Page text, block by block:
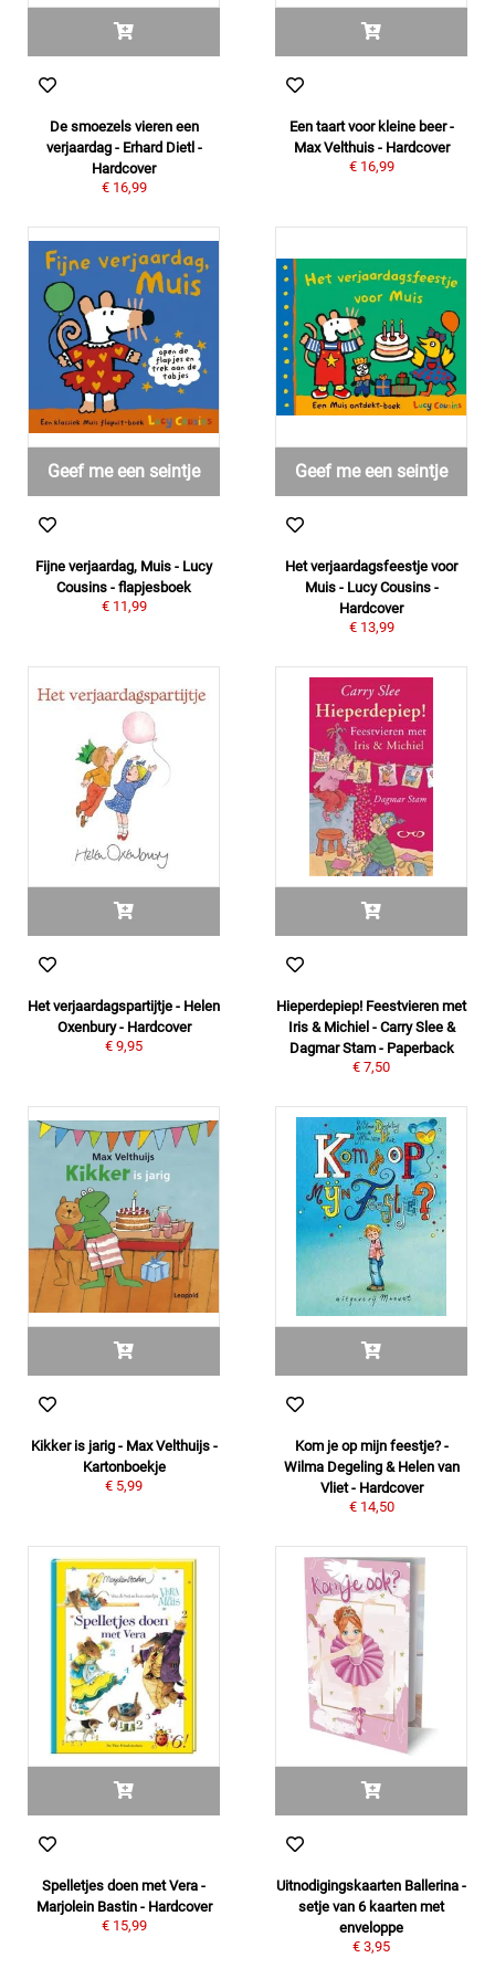
De smoezels vieren een
verjaardag - Erhard Dietl -
Hardcover
€ 16,99
Een taart voor kleine beer -
Max Velthuis - Hardcover
€ 16,99
Geef me een seintje
Fijne verjaardag, Muis - Lucy
Cousins - flapjesboek
€ 11,99
Geef me een seintje
Het verjaardagsfeestje voor
Muis - Lucy Cousins -
Hardcover
€ 13,99
Het verjaardagspartijtje - Helen
Oxenbury - Hardcover
€ 9,95
Hieperdepiep! Feestvieren met
Iris & Michiel - Carry Slee &
Dagmar Stam - Paperback
€ 7,50
Kikker is jarig - Max Velthuijs -
Kartonboekje
€ 5,99
Kom je op mijn feestje? -
Wilma Degeling & Helen van
Vliet - Hardcover
€ 14,50
Spelletjes doen met Vera -
Marjolein Bastin - Hardcover
€ 15,99
Uitnodigingskaarten Ballerina -
setje van 6 kaarten met
enveloppe
€ 3,95